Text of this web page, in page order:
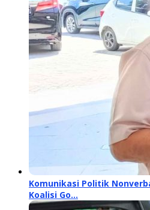
Komunikasi Politik
Koalisi Go…